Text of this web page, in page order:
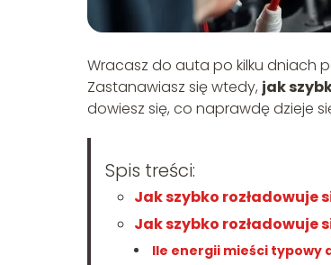
Wracasz do auta po kilku dniach
Zastanawiasz się wtedy, jak
dowiesz się, co naprawdę dzieje
Spis treści:
Jak szybko rozładowuje
Jak szybko
Ile energii mieści typowy